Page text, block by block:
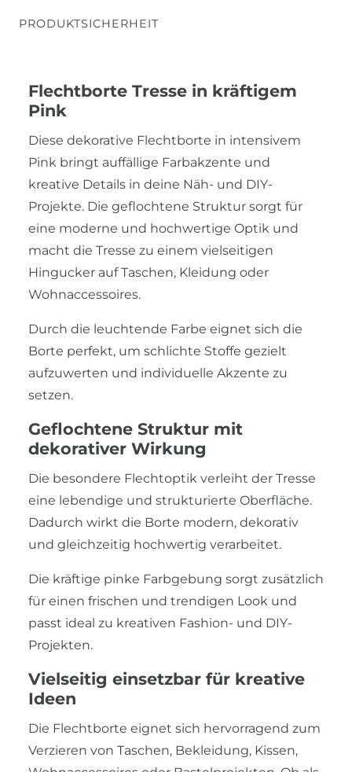
PRODUKTSICHERHEIT
Flechtborte Tresse in kräftigem
Pink
Diese dekorative Flechtborte in intensivem
Pink bringt auffällige Farbakzente und
kreative Details in deine Näh- und DIY-
Projekte. Die geflochtene Struktur sorgt für
eine moderne und hochwertige Optik und
macht die Tresse zu einem vielseitigen
Hingucker auf Taschen, Kleidung oder
Wohnaccessoires.
Durch die leuchtende Farbe eignet sich die
Borte perfekt, um schlichte Stoffe gezielt
aufzuwerten und individuelle Akzente zu
setzen.
Geflochtene Struktur mit
dekorativer Wirkung
Die besondere Flechtoptik verleiht der Tresse
eine lebendige und strukturierte Oberfläche.
Dadurch wirkt die Borte modern, dekorativ
und gleichzeitig hochwertig verarbeitet.
Die kräftige pinke Farbgebung sorgt zusätzlich
für einen frischen und trendigen Look und
passt ideal zu kreativen Fashion- und DIY-
Projekten.
Vielseitig einsetzbar für kreative
Ideen
Die Flechtborte eignet sich hervorragend zum
Verzieren von Taschen, Bekleidung, Kissen,